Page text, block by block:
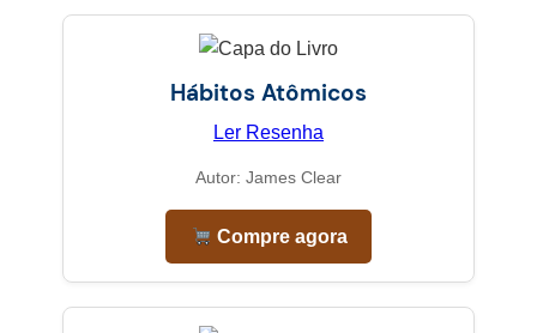
Hábitos Atômicos
Ler Resenha
Autor: James Clear
Compre agora